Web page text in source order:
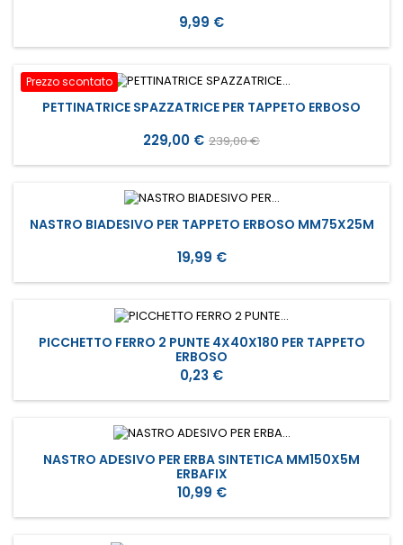
Prezzo
9,99 €
Prezzo scontato
PETTINATRICE SPAZZATRICE PER TAPPETO ERBOSO
Prezzo
229,00 € Prezzo
base
239,00 €
NASTRO BIADESIVO PER TAPPETO ERBOSO MM75X25M
Prezzo
19,99 €
PICCHETTO FERRO 2 PUNTE 4X40X180 PER TAPPETO
ERBOSO
Prezzo
0,23 €
NASTRO ADESIVO PER ERBA SINTETICA MM150X5M
ERBAFIX
Prezzo
10,99 €